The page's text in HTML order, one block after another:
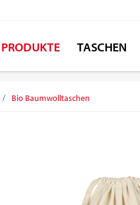
PRODUKTE TASCHEN
/ Bio Baumwolltaschen